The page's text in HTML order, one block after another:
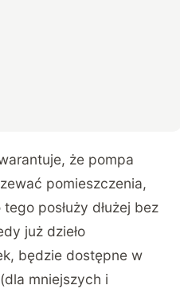
że pompa
pomieszczenia,
posłuży dłużej bez
już dzieło
będzie dostępne w
mniejszych i